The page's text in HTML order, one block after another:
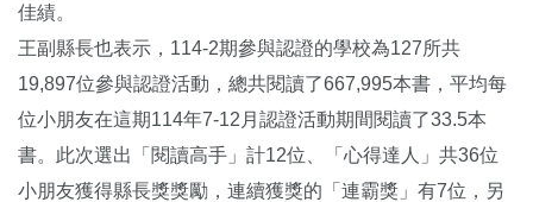
佳績。
王副縣長也表示，114-2期參與認證的學校為127所共
19,897位參與認證活動，總共閱讀了667,995本書，平均每
位小朋友在這期114年7-12月認證活動期間閱讀了33.5本
書。此次選出「閱讀高手」計12位、「心得達人」共36位
小朋友獲得縣長獎獎勵，連續獲獎的「連霸獎」有7位，另